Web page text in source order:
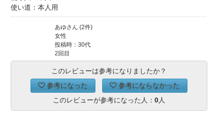
使い道：本人用
あゆさん (2件)
女性
投稿時：30代
2回目
このレビューは参考になりましたか？
参考になった
参考にならなかった
このレビューが参考になった人： 0人